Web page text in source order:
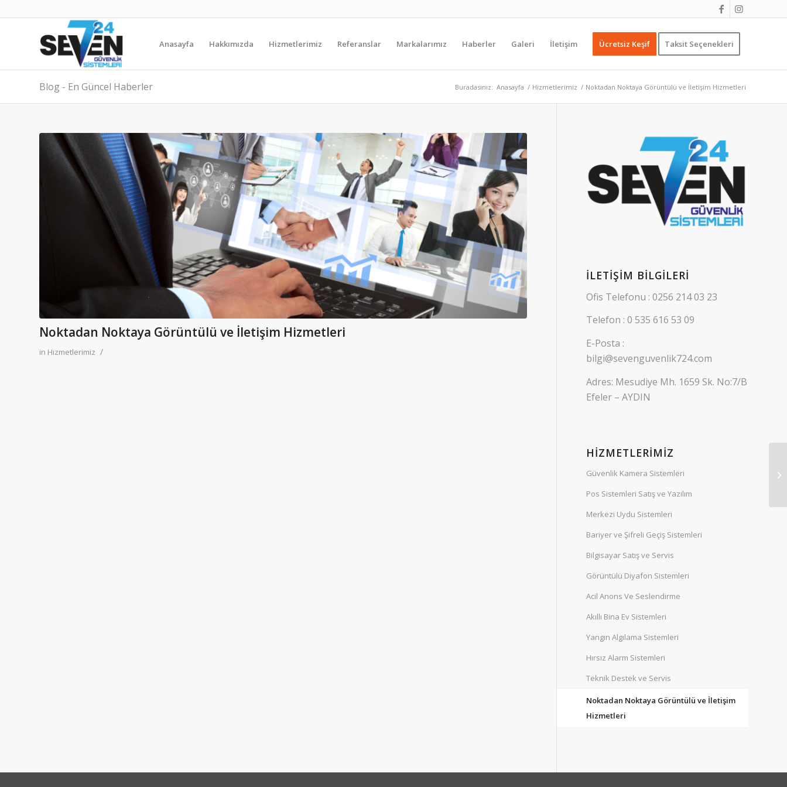
Anasayfa Hakkımızda Hizmetlerimiz Referanslar Markalarımız Haberler Galeri İletişim Ücretsiz Keşif Taksit Seçenekleri
Blog - En Güncel Haberler Buradasınız: Anasayfa / Hizmetlerimiz / Noktadan Noktaya Görüntülü ve İletişim Hizmetleri
Noktadan Noktaya Görüntülü ve İletişim Hizmetleri
in Hizmetlerimiz /
İLETIŞIM BILGILERI
Ofis Telefonu : 0256 214 03 23
Telefon : 0 535 616 53 09
E-Posta :
bilgi@sevenguvenlik724.com
Adres: Mesudiye Mh. 1659 Sk. No:7/B
Efeler – AYDIN
HIZMETLERIMIZ
Güvenlik Kamera Sistemleri
Pos Sistemleri Satış ve Yazılım
Merkezi Uydu Sistemleri
Bariyer ve Şifreli Geçiş Sistemleri
Bilgisayar Satış ve Servis
Görüntülü Diyafon Sistemleri
Acil Anons Ve Seslendirme
Akıllı Bina Ev Sistemleri
Yangın Algılama Sistemleri
Hırsız Alarm Sistemleri
Teknik Destek ve Servis
Noktadan Noktaya Görüntülü ve İletişim
Hizmetleri